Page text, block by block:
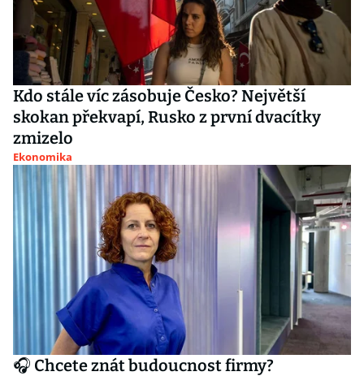
Kdo stále víc zásobuje Česko? Největší
skokan překvapí, Rusko z první dvacítky
zmizelo
Ekonomika
🎧 Chcete znát budoucnost firmy?